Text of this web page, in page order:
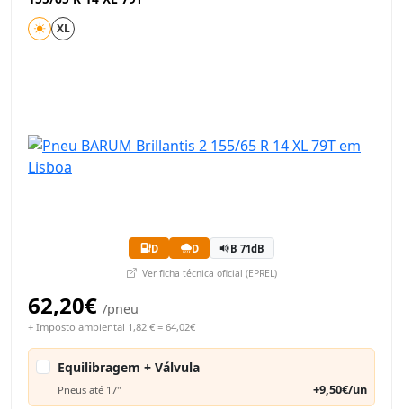
XL
D D B 71dB
Ver ficha técnica oficial (EPREL)
62,20€ /pneu
+ Imposto ambiental 1,82 € = 64,02€
Equilibragem + Válvula
Pneus até 17" +9,50€/un